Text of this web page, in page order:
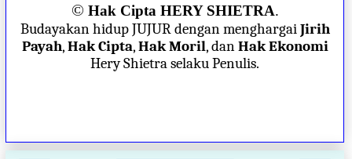
© Hak Cipta HERY SHIETRA.
Budayakan hidup JUJUR dengan menghargaiJirih
Payah,Hak Cipta,Hak Moril, danHak Ekonomi
Hery Shietra selaku Penulis.